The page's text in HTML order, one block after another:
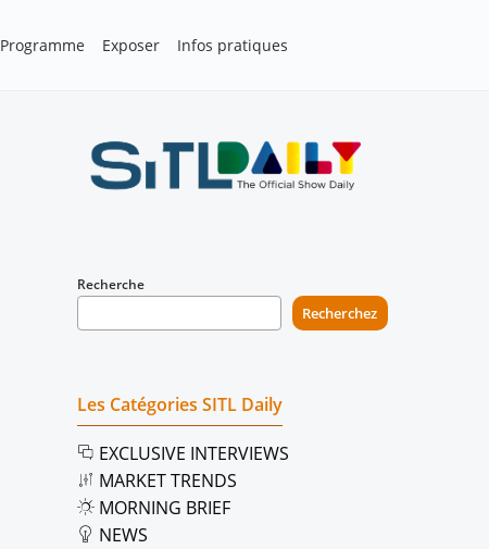
Programme Exposer Infos pratiques
Recherche
Recherchez
Les Catégories SITL Daily
EXCLUSIVE INTERVIEWS
MARKET TRENDS
MORNING BRIEF
NEWS